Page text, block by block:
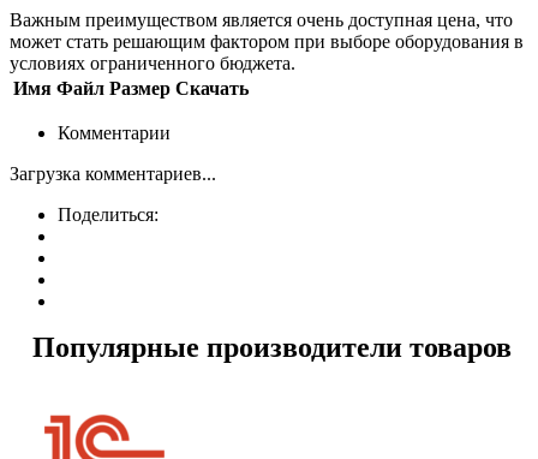
Важным преимуществом является очень доступная цена, что
может стать решающим фактором при выборе оборудования в
условиях ограниченного бюджета.
Имя Файл Размер Скачать
Комментарии
Загрузка комментариев...
Поделиться:
Популярные производители товаров